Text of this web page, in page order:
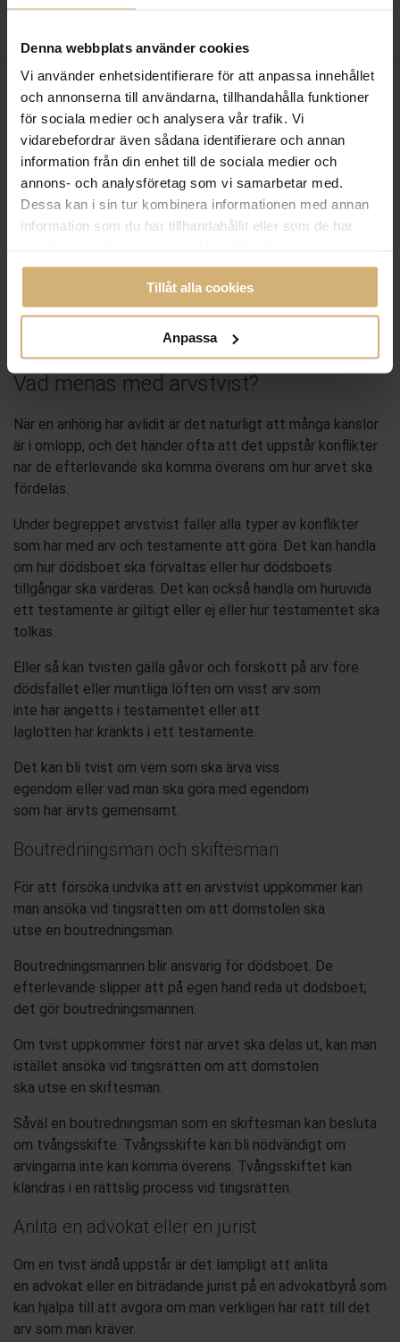
Denna webbplats använder cookies
Vi använder enhetsidentifierare för att anpassa innehållet
och annonserna till användarna, tillhandahålla funktioner
för sociala medier och analysera vår trafik. Vi
vidarebefordrar även sådana identifierare och annan
information från din enhet till de sociala medier och
annons- och analysföretag som vi samarbetar med.
Dessa kan i sin tur kombinera informationen med annan
information som du har tillhandahållit eller som de har
Tillåt alla cookies
Anpassa
Vad menas med arvstvist?
När en anhörig har avlidit är det naturligt att många känslor
är i omlopp, och det händer ofta att det uppstår konflikter
när de efterlevande ska komma överens om hur arvet ska
fördelas.
Under begreppet arvstvist faller alla typer av konflikter
som har med arv och testamente att göra. Det kan handla
om hur dödsboet ska förvaltas eller hur dödsboets
tillgångar ska värderas. Det kan också handla om huruvida
ett testamente är giltigt eller ej eller hur testamentet ska
tolkas.
Eller så kan tvisten gälla gåvor och förskott på arv före
dödsfallet eller muntliga löften om visst arv som
inte har angetts i testamentet eller att
laglotten har kränkts i ett testamente.
Det kan bli tvist om vem som ska ärva viss
egendom eller vad man ska göra med egendom
som har ärvts gemensamt.
Boutredningsman och skiftesman
För att försöka undvika att en arvstvist uppkommer kan
man ansöka vid tingsrätten om att domstolen ska
utse en boutredningsman.
Boutredningsmannen blir ansvarig för dödsboet. De
efterlevande slipper att på egen hand reda ut dödsboet;
det gör boutredningsmannen.
Om tvist uppkommer först när arvet ska delas ut, kan man
istället ansöka vid tingsrätten om att domstolen
ska utse en skiftesman.
Såväl en boutredningsman som en skiftesman kan besluta
om tvångsskifte. Tvångsskifte kan bli nödvändigt om
arvingarna inte kan komma överens. Tvångsskiftet kan
klandras i en rättslig process vid tingsrätten.
Anlita en advokat eller en jurist
Om en tvist ändå uppstår är det lämpligt att anlita
en advokat eller en biträdande jurist på en advokatbyrå som
kan hjälpa till att avgöra om man verkligen har rätt till det
arv som man kräver.